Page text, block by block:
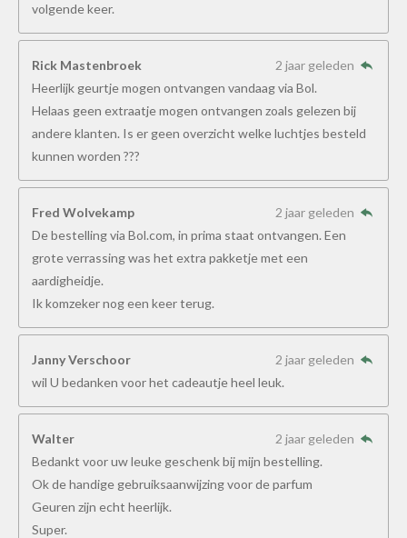
volgende keer.
Rick Mastenbroek
2 jaar geleden
Heerlijk geurtje mogen ontvangen vandaag via Bol.
Helaas geen extraatje mogen ontvangen zoals gelezen bij
andere klanten. Is er geen overzicht welke luchtjes besteld
kunnen worden ???
Fred Wolvekamp
2 jaar geleden
De bestelling via Bol.com, in prima staat ontvangen. Een
grote verrassing was het extra pakketje met een
aardigheidje.
Ik komzeker nog een keer terug.
Janny Verschoor
2 jaar geleden
wil U bedanken voor het cadeautje heel leuk.
Walter
2 jaar geleden
Bedankt voor uw leuke geschenk bij mijn bestelling.
Ok de handige gebruiksaanwijzing voor de parfum
Geuren zijn echt heerlijk.
Super.